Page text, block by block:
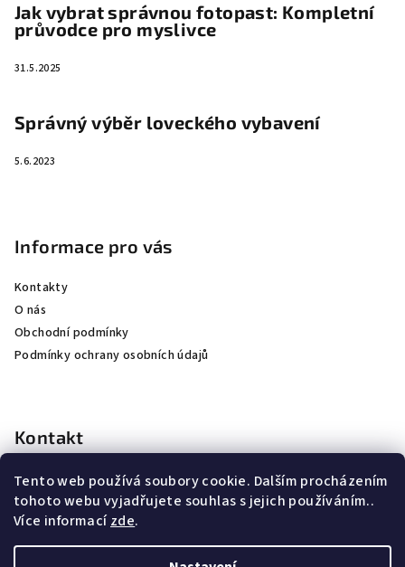
Tento web používá soubory cookie. Dalším procházením
tohoto webu vyjadřujete souhlas s jejich používáním..
Více informacízde.
Jak vybrat správnou fotopast: Kompletní
průvodce pro myslivce
31.5.2025
Správný výběr loveckého vybavení
5.6.2023
Informace pro vás
Kontakty
O nás
Obchodní podmínky
Podmínky ochrany osobních údajů
Kontakt
kubicek@jkhunting.cz
+420 607250155